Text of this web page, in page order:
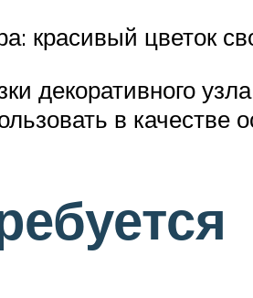
красивый цветок
декоративного
в